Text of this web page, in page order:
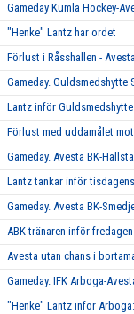
Gameday Kumla Hockey-
"Henke" Lantz har ordet
Förlust i Råsshallen -
Gameday. Guldsmedshytte
Lantz inför
Förlust med uddamålet
Gameday. Avesta BK-
Lantz tankar inför
Gameday. Avesta BK-
ABK tränaren inför
Avesta utan chans i
Gameday. IFK Arboga-
"Henke" Lantz inför